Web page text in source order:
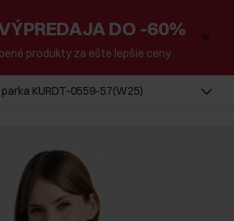
DO -60%
produkty za ešte lepšie ceny
KURDT-0559-57(W25)